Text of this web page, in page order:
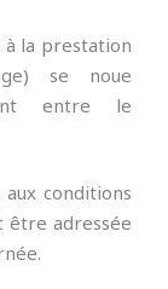
la prestation
se noue
entre le
conditions
être adressée